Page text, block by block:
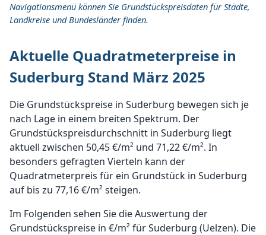
Navigationsmenü können Sie Grundstückspreisdaten für Städte,
Landkreise und Bundesländer finden.
Aktuelle Quadratmeterpreise in
Suderburg Stand März 2025
Die Grundstückspreise in Suderburg bewegen sich je
nach Lage in einem breiten Spektrum. Der
Grundstückspreisdurchschnitt in Suderburg liegt
aktuell zwischen 50,45 €/m² und 71,22 €/m². In
besonders gefragten Vierteln kann der
Quadratmeterpreis für ein Grundstück in Suderburg
auf bis zu 77,16 €/m² steigen.
Im Folgenden sehen Sie die Auswertung der
Grundstückspreise in €/m² für Suderburg (Uelzen). Die